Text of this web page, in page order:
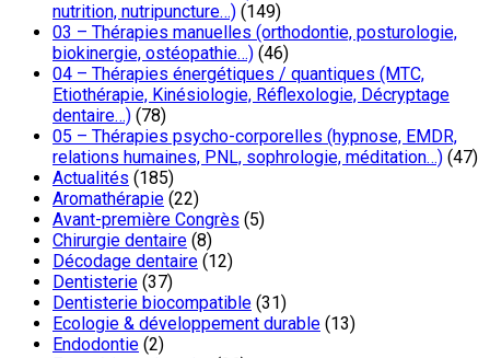
nutrition, nutripuncture…) (149)
03 – Thérapies manuelles (orthodontie, posturologie,
biokinergie, ostéopathie…) (46)
04 – Thérapies énergétiques / quantiques (MTC,
Etiothérapie, Kinésiologie, Réflexologie, Décryptage
dentaire…) (78)
05 – Thérapies psycho-corporelles (hypnose, EMDR,
relations humaines, PNL, sophrologie, méditation…) (47)
Actualités (185)
Aromathérapie (22)
Avant-première Congrès (5)
Chirurgie dentaire (8)
Décodage dentaire (12)
Dentisterie (37)
Dentisterie biocompatible (31)
Ecologie & développement durable (13)
Endodontie (2)